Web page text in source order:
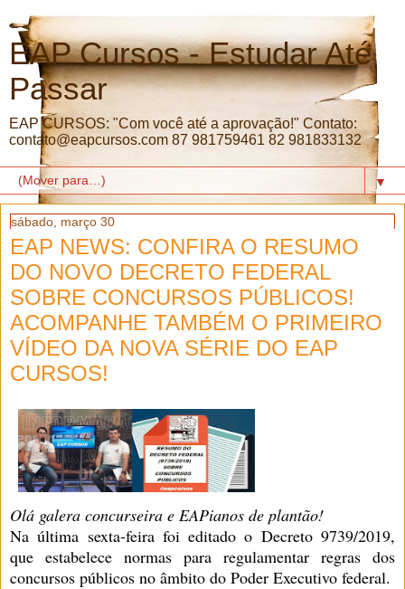
EAP Cursos - Estudar Até
Passar
EAP CURSOS: "Com você até a aprovação!" Contato:
contato@eapcursos.com 87 981759461 82 981833132
▼
sábado, março 30
EAP NEWS: CONFIRA O RESUMO
DO NOVO DECRETO FEDERAL
SOBRE CONCURSOS PÚBLICOS!
ACOMPANHE TAMBÉM O PRIMEIRO
VÍDEO DA NOVA SÉRIE DO EAP
CURSOS!
Olá galera concurseira e EAPianos de plantão!
Na última sexta-feira foi editado o Decreto 9739/2019,
que estabelece normas para regulamentar regras dos
concursos públicos no âmbito do Poder Executivo federal.